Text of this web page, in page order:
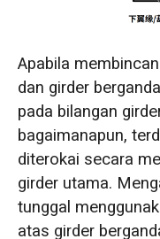
Apabila
dan girder
pada bilangan
bagaimanapun,
diterokai secara
girder utama.
tunggal
atas girder